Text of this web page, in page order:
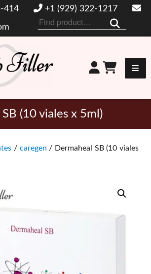
414 +1 (929) 322-1217
Buscar
por:
labios
(10 viales x 5ml)
/ caregen / Dermaheal SB (10 viales